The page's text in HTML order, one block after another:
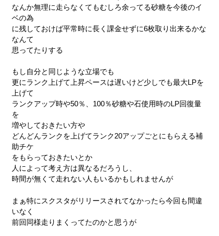
なんか無理に走らなくてもむしろ余ってる砂糖を今後のイ
ベの為
に残しておけば平常時に長く課金せずに6枚取り出来るかな
なんて
思ってたりする
もし自分と同じような立場でも
更にランク上げて上昇ペースは遅いけど少しでも最大LPを
上げて
ランクアップ時や50％、100％砂糖や石使用時のLP回復量
を
増やしておきたい方や
どんどんランクを上げてランク20アップごとにもらえる補
助チケ
をもらっておきたいとか
人によって考え方は異なるだろうし、
時間が無くて走れない人もいるかもしれませんが
まぁ特にスクスタがリリースされてなかったら今回も間違
いなく
前回同様走りまくってたのかと思うが